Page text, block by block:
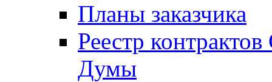
Планы заказчика
Реестр
Думы